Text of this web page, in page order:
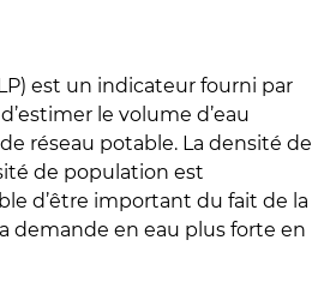
est un indicateur fourni par
le volume d’eau
réseau potable. La densité de
de population est
d’être important du fait de la
demande en eau plus forte en